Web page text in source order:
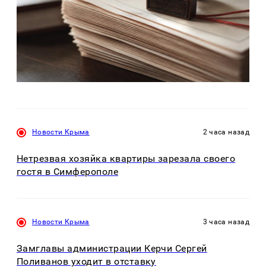
Новости Крыма 2 часа назад
Нетрезвая хозяйка квартиры зарезала своего
гостя в Симферополе
Новости Крыма 3 часа назад
Замглавы администрации Керчи Сергей
Поливанов уходит в отставку